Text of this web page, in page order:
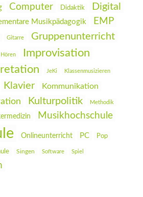
Computer Didaktik Digital
Musikpädagogik EMP
Gitarre Gruppenunterricht
Hören Improvisation
JeKi Klassenmusizieren
Klavier Kommunikation
Kulturpolitik Methodik
Musikhochschule
Onlineunterricht PC Pop
Singen Software Spiel